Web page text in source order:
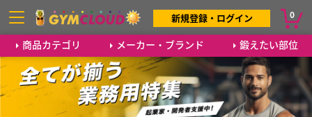
商品カテゴリ メーカー・ブランド 鍛えたい部位
新規登録・ログイン 0